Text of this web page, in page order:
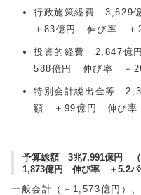
行政施策経費 3,629
＋83億円 伸び率 ＋
投資的経費 2,847億
588億円 伸び率 ＋
特別会計繰出金等
額 ＋99億円 伸び率
予算総額 3兆7,991億円
1,873億円 伸び率 ＋5.2パ
一般会計（＋1,573億円）